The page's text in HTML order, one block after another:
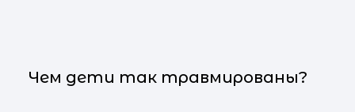
Чем дети так травмированы?